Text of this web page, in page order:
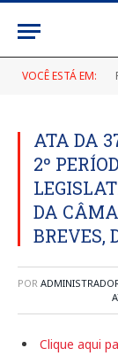
VOCÊ ESTÁ EM:
ATA DA
2º
DA
BREVES,
POR
Clique aqui